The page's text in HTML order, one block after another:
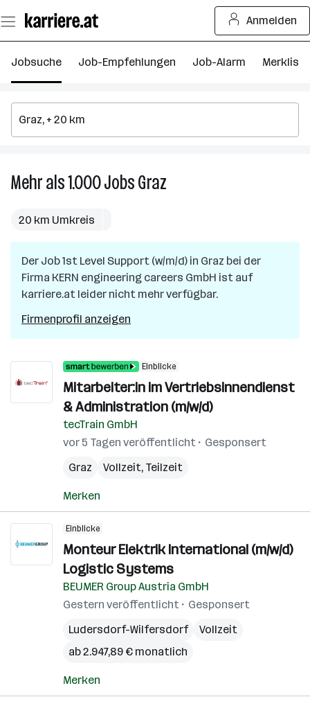
Seiteninhalt
springen
Anmelden
Jobsuche Job-Empfehlungen Job-Alarm Merkliste
Mehr als 1.000JobsGraz
in
Graz
20 km Umkreis
Der Job1st Level Support (w/m/d) in Graz bei der
Firma KERN engineering careers GmbH ist auf
karriere.at leider nicht mehr verfügbar.
Firmenprofil anzeigen
Einblicke
Mitarbeiter:in im Vertriebsinnendienst
& Administration (m/w/d)
tecTrain GmbH
vor 5 Tagen veröffentlicht
Gesponsert
Graz
Vollzeit, Teilzeit
Merken
Einblicke
Monteur Elektrik International (m/w/d)
Logistic Systems
BEUMER Group Austria GmbH
Gestern veröffentlicht
Gesponsert
Ludersdorf-Wilfersdorf
Vollzeit
ab 2.947,89 € monatlich
Merken